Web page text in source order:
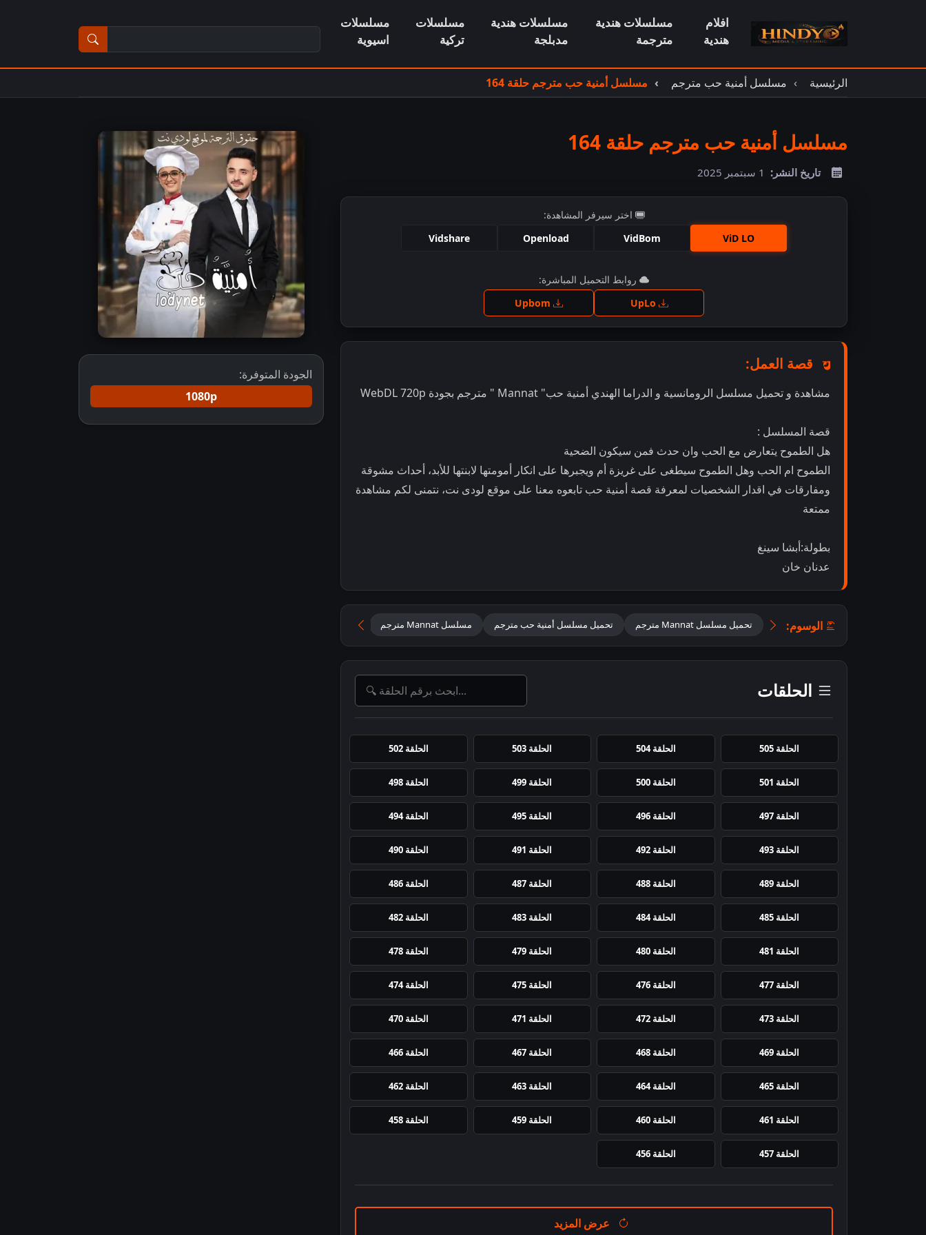
افلام
هندية
مسلسلات هندية
مترجمة
مسلسلات هندية
مدبلجة
مسلسلات
تركية
مسلسلات
اسيوية
الرئيسية مسلسل أمنية حب مترجم مسلسل أمنية حب مترجم حلقة 164
مسلسل أمنية حب مترجم حلقة 164
تاريخ النشر: 1 سبتمبر 2025
اختر سيرفر المشاهدة:
ViD LO
VidBom
Openload
Vidshare
اضغط للمشاهدة
روابط التحميل المباشرة:
قصة العمل:
مشاهدة و تحميل مسلسل الرومانسية و الدراما الهندي أمنية حب" Mannat " مترجم بجودة WebDL 720p
قصة المسلسل :
هل الطموح يتعارض مع الحب وان حدث فمن سيكون الضحية
الطموح ام الحب وهل الطموح سيطغى على غريزة أم ويجبرها على انكار أمومتها لابنتها للأبد، أحداث مشوقة
ومفارقات في اقدار الشخصيات لمعرفة قصة أمنية حب تابعوه معنا على موقع لودى نت، نتمنى لكم مشاهدة
ممتعة
بطولة:أبشا سينغ
عدنان خان
الوسوم: تحميل مسلسل Mannat مترجم تحميل مسلسل أمنية حب مترجم مسلسل Mannat مترجم
الحلقات
الحلقة 505 الحلقة 504 الحلقة 503 الحلقة 502
الحلقة 501 الحلقة 500 الحلقة 499 الحلقة 498
الحلقة 497 الحلقة 496 الحلقة 495 الحلقة 494
الحلقة 493 الحلقة 492 الحلقة 491 الحلقة 490
الحلقة 489 الحلقة 488 الحلقة 487 الحلقة 486
الحلقة 485 الحلقة 484 الحلقة 483 الحلقة 482
الحلقة 481 الحلقة 480 الحلقة 479 الحلقة 478
الحلقة 477 الحلقة 476 الحلقة 475 الحلقة 474
الحلقة 473 الحلقة 472 الحلقة 471 الحلقة 470
الحلقة 469 الحلقة 468 الحلقة 467 الحلقة 466
الحلقة 465 الحلقة 464 الحلقة 463 الحلقة 462
الحلقة 461 الحلقة 460 الحلقة 459 الحلقة 458
الحلقة 457 الحلقة 456
عرض المزيد
الجودة المتوفرة:
1080p